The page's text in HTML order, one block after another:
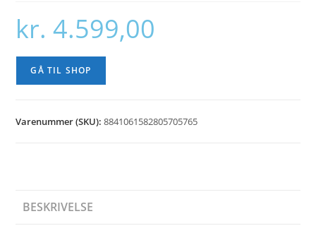
kr. 4.599,00
GÅ TIL SHOP
Varenummer (SKU):8841061582805705765
BESKRIVELSE